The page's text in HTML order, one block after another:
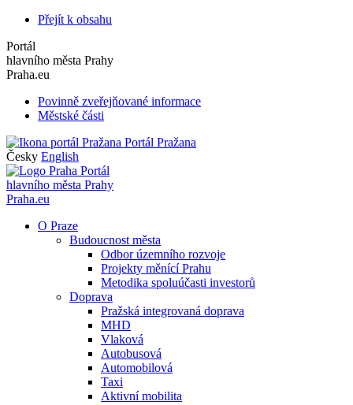
Přejít k obsahu
Portál
hlavního města Prahy
Praha.eu
Povinně zveřejňované informace
Městské části
Portál Pražana
Česky English
Portál
hlavního města Prahy
Praha.eu
O Praze
Budoucnost města
Odbor územního rozvoje
Projekty měnící Prahu
Metodika spoluúčasti investorů
Doprava
Pražská integrovaná doprava
MHD
Vlaková
Autobusová
Automobilová
Taxi
Aktivní mobilita